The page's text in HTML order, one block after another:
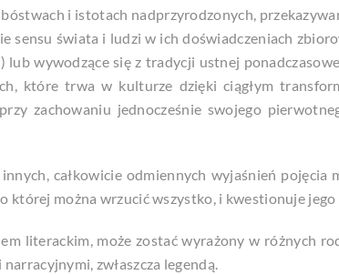
i istotach nadprzyrodzonych,
sensu świata i ludzi w ich doświadczeniach
lub wywodzące się z tradycji ustnej
które trwa w kulturze dzięki ciągłym
zachowaniu jednocześnie swojego
całkowicie odmiennych wyjaśnień pojęcia
której można wrzucić wszystko, i kwestionuje
literackim, może zostać wyrażony w różnych
zwłaszcza legendą.